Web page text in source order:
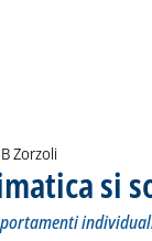
Zorzoli
si